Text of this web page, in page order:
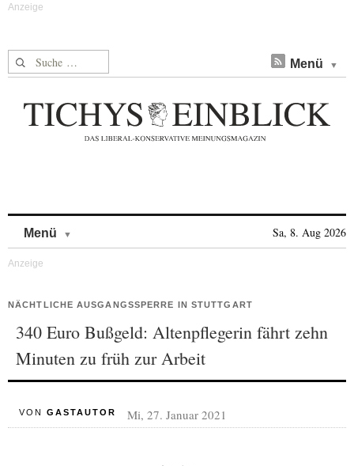
Suche nach: Menü
Menü Sa, 8. Aug 2026
NÄCHTLICHE AUSGANGSSPERRE IN STUTTGART
340 Euro Bußgeld: Altenpflegerin fährt zehn
Minuten zu früh zur Arbeit
VON GASTAUTOR Mi, 27. Januar 2021